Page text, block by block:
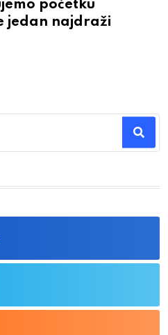
početku
jedan najdraži
results.